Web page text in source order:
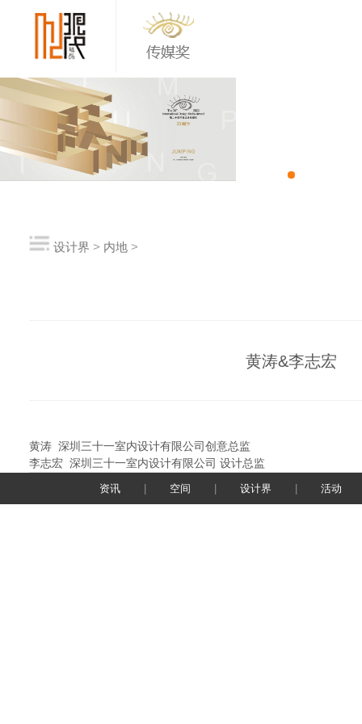
设计界 > 内地>
黄涛&李志宏
黄涛 深圳三十一室内设计有限公司创意总监
李志宏 深圳三十一室内设计有限公司 设计总监
资讯 空间 设计界 活动